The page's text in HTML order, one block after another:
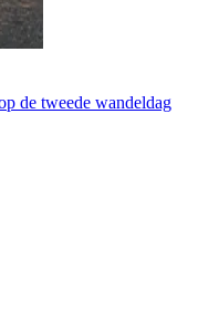
de tweede wandeldag